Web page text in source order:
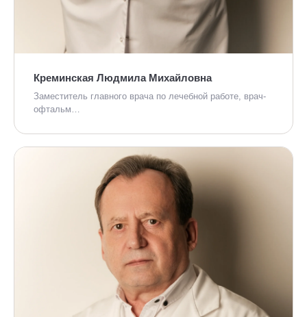
Креминская Людмила Михайловна
Заместитель главного врача по лечебной работе, врач-
офтальм…